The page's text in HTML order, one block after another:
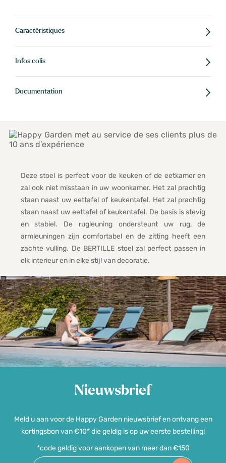
Caractéristiques
Infos colis
Documentation
Deze stoel is perfect voor de keuken of de eetkamer en
zal ook niet misstaan in uw woonkamer. Het zal prachtig
staan naast uw eettafel of keukentafel. Het zal prachtig
staan naast uw eettafel of keukentafel. De basis is stevig
en stabiel. De rugleuning ondersteunt uw rug, de
armleuningen zijn comfortabel en de zitting heeft een
zachte vulling. De BERTILLE stoel zal perfect passen in
elk interieur en in elke stijl van decoratie.
Nieuwsbrief
Meld u aan voor de Happy Garden nieuwsbrief en ontvang een
kortingsbon van €10* die geldig is op uw eerste bestelling!
*code geldig voor aankopen van meer dan €150